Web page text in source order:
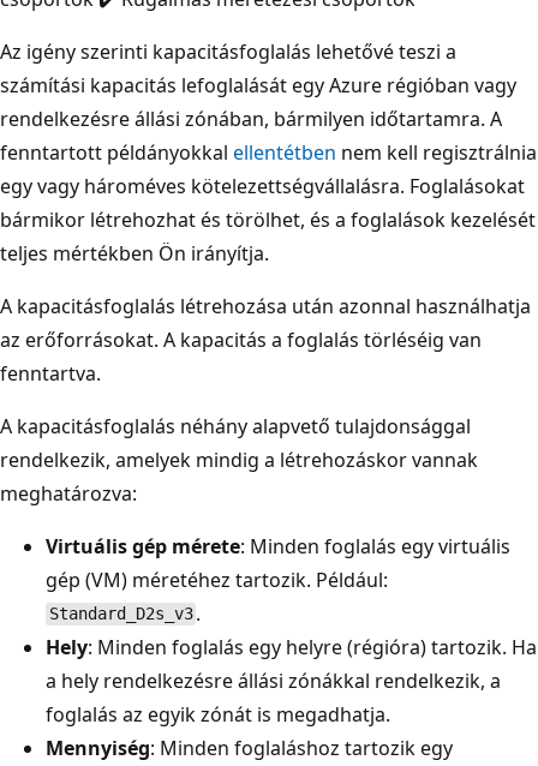
Az igény szerinti kapacitásfoglalás lehetővé teszi a
számítási kapacitás lefoglalását egy Azure régióban vagy
rendelkezésre állási zónában, bármilyen időtartamra. A
fenntartott példányokkal ellentétben nem kell regisztrálnia
egy vagy hároméves kötelezettségvállalásra. Foglalásokat
bármikor létrehozhat és törölhet, és a foglalások kezelését
teljes mértékben Ön irányítja.
A kapacitásfoglalás létrehozása után azonnal használhatja
az erőforrásokat. A kapacitás a foglalás törléséig van
fenntartva.
A kapacitásfoglalás néhány alapvető tulajdonsággal
rendelkezik, amelyek mindig a létrehozáskor vannak
meghatározva:
Virtuális gép mérete: Minden foglalás egy virtuális
gép (VM) méretéhez tartozik. Például:
Standard_D2s_v3 .
Hely: Minden foglalás egy helyre (régióra) tartozik. Ha
a hely rendelkezésre állási zónákkal rendelkezik, a
foglalás az egyik zónát is megadhatja.
Mennyiség: Minden foglaláshoz tartozik egy